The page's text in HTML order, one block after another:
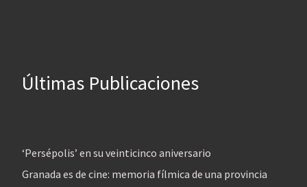
Últimas Publicaciones
‘Persépolis’ en su veinticinco aniversario
Granada es de cine: memoria fílmica de una provincia